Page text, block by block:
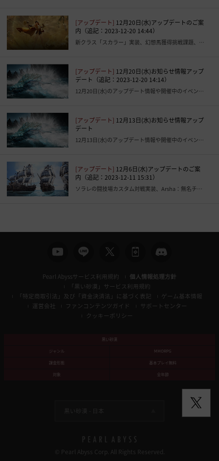
[アップデート] 12月20日(水)アップデートのご案
内（追記：2023-12-20 14:44）
新クラス「スカラー」実装、幻想馬獲得挑戦課題、真(IV)ブラックスター武器獲得挑戦課題など
[アップデート] 12月20日(水)お知らせ情報アップ
デート（追記：2023-12-20 14:14）
12月20日(水)のアップデート情報や開催中のイベントを一覧で紹介
[アップデート] 12月13日(水)お知らせ情報アップ
デート
12月13日(水)のアップデート情報や開催中のイベントを一覧で紹介
[アップデート] 12月6日(水)アップデートのご案
内（追記：2023-12-11 15:31）
ソラレの闘技場カスタム対戦実装、Arsha：無名チャンネル追加、大洋改善など
Pearl Abyssサービス利用規約
個人情報処理方針
「黒い砂漠」サービス利用規約
「特定商取引法」及び「資金決済法」に基づく表記
ゲーム基本情報
運営会社
ファンコンテンツガイド
サポートセンター
クッキーポリシー
黒い砂漠
ジャンル
MMORPG
課金形態
基本プレイ無料
対象
全年齢
黒い砂漠 - 日本
© Pearl Abyss Corp. All Rights Reserved.